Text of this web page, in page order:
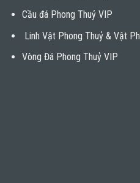
Cầu đá Phong Thuỷ VIP
Linh Vật Phong Thuỷ & Vật
Vòng Đá Phong Thuỷ VIP